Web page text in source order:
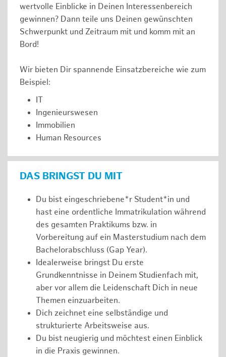
wertvolle Einblicke in Deinen Interessenbereich
gewinnen? Dann teile uns Deinen gewünschten
Schwerpunkt und Zeitraum mit und komm mit an
Bord!
Wir bieten Dir spannende Einsatzbereiche wie zum
Beispiel:
IT
Ingenieurswesen
Immobilien
Human Resources
DAS BRINGST DU MIT
Du bist eingeschriebene*r Student*in und
hast eine ordentliche Immatrikulation während
des gesamten Praktikums bzw. in
Vorbereitung auf ein Masterstudium nach dem
Bachelorabschluss (Gap Year).
Idealerweise bringst Du erste
Grundkenntnisse in Deinem Studienfach mit,
aber vor allem die Leidenschaft Dich in neue
Themen einzuarbeiten.
Dich zeichnet eine selbständige und
strukturierte Arbeitsweise aus.
Du bist neugierig und möchtest einen Einblick
in die Praxis gewinnen.